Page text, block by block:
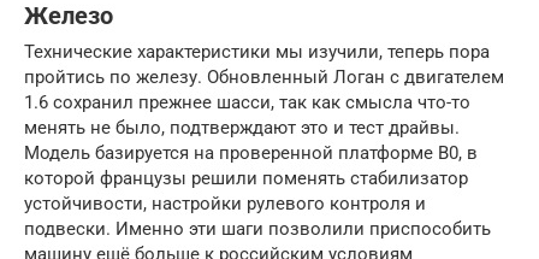
Железо
Технические характеристики мы изучили, теперь пора
пройтись по железу. Обновленный Логан с двигателем
1.6 сохранил прежнее шасси, так как смысла что-то
менять не было, подтверждают это и тест драйвы.
Модель базируется на проверенной платформе В0, в
которой французы решили поменять стабилизатор
устойчивости, настройки рулевого контроля и
подвески. Именно эти шаги позволили приспособить
машину ещё больше к российским условиям